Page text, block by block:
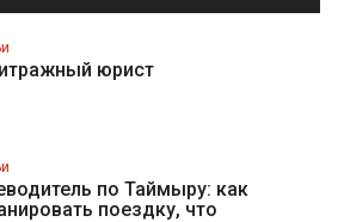
юрист
по Таймыру: как
поездку, что